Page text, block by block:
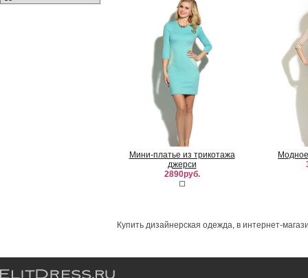
Мини-платье из трикотажа
джерси
2890руб.
Купить дизайнерская одежда, в интернет-